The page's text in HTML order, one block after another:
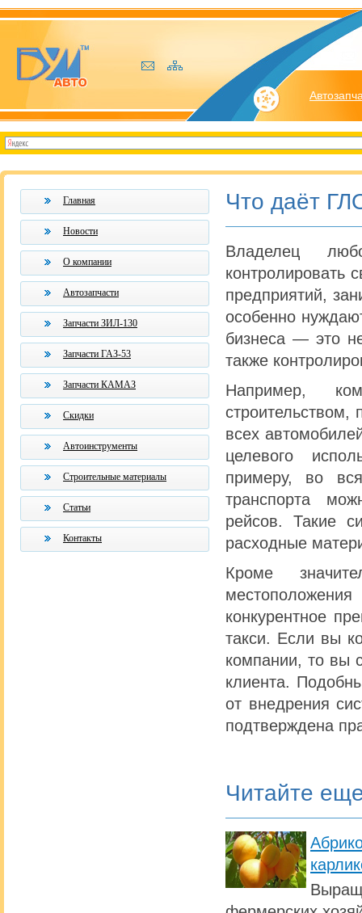
Главная
Новости
О компании
Автозапчасти
Запчасти ЗИЛ-130
Запчасти ГАЗ-53
Запчасти КАМАЗ
Скидки
Автоинструменты
Строительные материалы
Статьи
Контакты
Что даёт
Владелец
контролировать
предприятий,
особенно
бизнеса — это
также
Например,
строительством,
всех
целевого
примеру, во
транспорта
рейсов. Такие
расходные
Кроме
местоположения
конкурентное
такси. Если вы
компании, то вы
клиента.
от внедрения
подтверждена
Читайте